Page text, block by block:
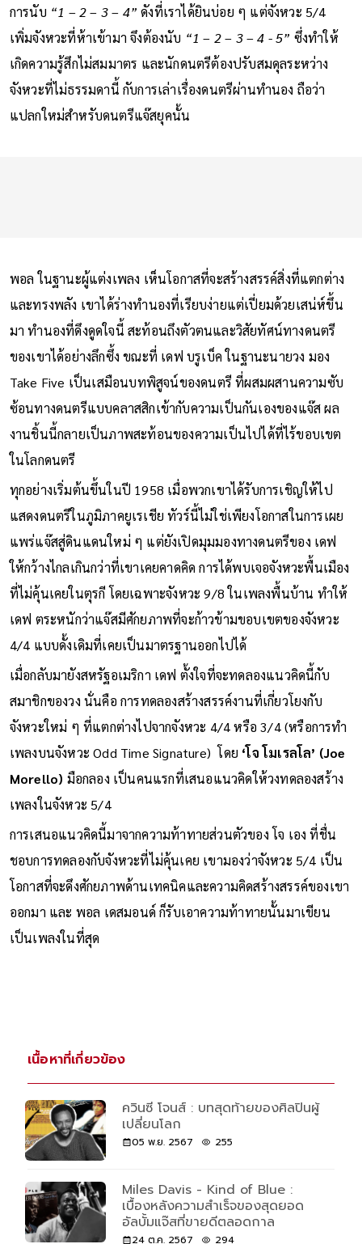
การนับ “1 – 2 – 3 – 4” ดังที่เราได้ยินบ่อย ๆ แต่จังหวะ 5/4
เพิ่มจังหวะที่ห้าเข้ามา จึงต้องนับ “1 – 2 – 3 – 4 - 5” ซึ่งทำให้
เกิดความรู้สึกไม่สมมาตร และนักดนตรีต้องปรับสมดุลระหว่าง
จังหวะที่ไม่ธรรมดานี้ กับการเล่าเรื่องดนตรีผ่านทำนอง ถือว่า
แปลกใหม่สำหรับดนตรีแจ๊สยุคนั้น
พอล ในฐานะผู้แต่งเพลง เห็นโอกาสที่จะสร้างสรรค์สิ่งที่แตกต่าง
และทรงพลัง เขาได้ร่างทำนองที่เรียบง่ายแต่เปี่ยมด้วยเสน่ห์ขึ้น
มา ทำนองที่ดึงดูดใจนี้ สะท้อนถึงตัวตนและวิสัยทัศน์ทางดนตรี
ของเขาได้อย่างลึกซึ้ง ขณะที่ เดฟ บรูเบ็ค ในฐานะนายวง มอง
Take Five เป็นเสมือนบทพิสูจน์ของดนตรี ที่ผสมผสานความซับ
ซ้อนทางดนตรีแบบคลาสสิกเข้ากับความเป็นกันเองของแจ๊ส ผล
งานชิ้นนี้กลายเป็นภาพสะท้อนของความเป็นไปได้ที่ไร้ขอบเขต
ในโลกดนตรี
ทุกอย่างเริ่มต้นขึ้นในปี 1958 เมื่อพวกเขาได้รับการเชิญให้ไป
แสดงดนตรีในภูมิภาคยูเรเชีย ทัวร์นี้ไม่ใช่เพียงโอกาสในการเผย
แพร่แจ๊สสู่ดินแดนใหม่ ๆ แต่ยังเปิดมุมมองทางดนตรีของ เดฟ
ให้กว้างไกลเกินกว่าที่เขาเคยคาดคิด การได้พบเจอจังหวะพื้นเมือง
ที่ไม่คุ้นเคยในตุรกี โดยเฉพาะจังหวะ 9/8 ในเพลงพื้นบ้าน ทำให้
เดฟ ตระหนักว่าแจ๊สมีศักยภาพที่จะก้าวข้ามขอบเขตของจังหวะ
4/4 แบบดั้งเดิมที่เคยเป็นมาตรฐานออกไปได้
เมื่อกลับมายังสหรัฐอเมริกา เดฟ ตั้งใจที่จะทดลองแนวคิดนี้กับ
สมาชิกของวง นั่นคือ การทดลองสร้างสรรค์งานที่เกี่ยวโยงกับ
จังหวะใหม่ ๆ ที่แตกต่างไปจากจังหวะ 4/4 หรือ 3/4 (หรือการทำ
เพลงบนจังหวะ Odd Time Signature) โดย ‘โจ โมเรลโล’ (Joe
Morello) มือกลอง เป็นคนแรกที่เสนอแนวคิดให้วงทดลองสร้าง
เพลงในจังหวะ 5/4
การเสนอแนวคิดนี้มาจากความท้าทายส่วนตัวของ โจ เอง ที่ชื่น
ชอบการทดลองกับจังหวะที่ไม่คุ้นเคย เขามองว่าจังหวะ 5/4 เป็น
โอกาสที่จะดึงศักยภาพด้านเทคนิคและความคิดสร้างสรรค์ของเขา
ออกมา และ พอล เดสมอนด์ ก็รับเอาความท้าทายนั้นมาเขียน
เป็นเพลงในที่สุด
เนื้อหาที่เกี่ยวข้อง
ควินซี โจนส์ : บทสุดท้ายของศิลปินผู้
เปลี่ยนโลก
05 พ.ย. 2567 255
Miles Davis - Kind of Blue :
เบื้องหลังความสำเร็จของสุดยอด
อัลบั้มแจ๊สที่ขายดีตลอดกาล
24 ต.ค. 2567 294